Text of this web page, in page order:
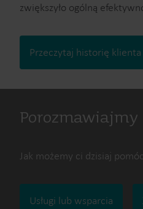
elementy infrastruktury.
zwiększyło ogólną
Przeczytaj historię klienta
Porozmawiajmy
Jak możemy ci dzisiaj
Usługi lub wsparcia